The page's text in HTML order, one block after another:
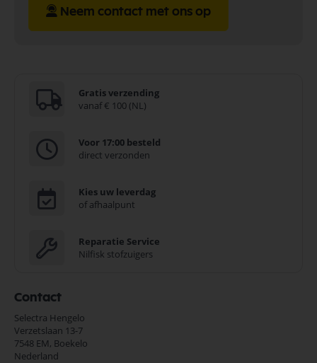
Neem contact met ons op
Gratis verzending
vanaf € 100 (NL)
Voor 17:00 besteld
direct verzonden
Kies uw leverdag
of afhaalpunt
Reparatie Service
Nilfisk stofzuigers
Contact
Selectra Hengelo
Verzetslaan 13-7
7548 EM, Boekelo
Nederland